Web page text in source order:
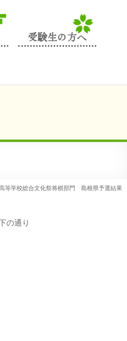
受験生の方へ
等学校総合文化祭将棋部門 島根県予選結果
の通り